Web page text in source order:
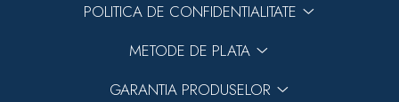
POLITICA DE CONFIDENTIALITATE
METODE DE PLATA
GARANTIA PRODUSELOR